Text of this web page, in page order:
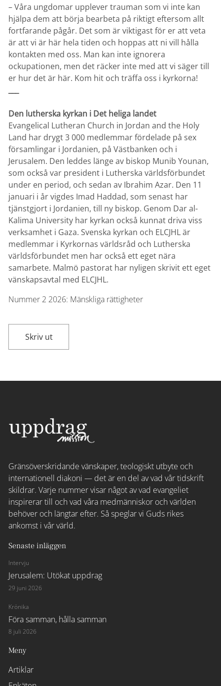
– Våra ungdomar upplever trauman som vi inte kan
hjälpa dem att börja bearbeta på riktigt eftersom allt
fortfarande pågår. Det som är viktigast för er att veta
är att vi är här hela tiden och hoppas att ni vill hålla
kontakten med oss. Man kan inte ignorera
ockupationen, men det räcker inte med att vi säger till
er hur det är här. Kom hit och träffa oss i kyrkorna!
Den lutherska kyrkan i Det heliga landet
Evangelical Lutheran Church in Jordan and the Holy
Land har drygt 3 000 medlemmar fördelade på sex
församlingar i Jordanien, på Västbanken och i
Jerusalem. Den leddes länge av biskop Munib Younan,
som också var president i Lutherska världsförbundet
under en period, och sedan av Ibrahim Azar. Den 11
januari i år vigdes Imad Haddad, som senast har
tjänstgjort i Jordanien, till ny biskop. Genom Dar al-
Kalima University har kyrkan också kunnat driva viss
verksamhet i Gaza. Svenska kyrkan och ELCJHL är
medlemmar i Kyrkornas världsråd och Lutherska
världsförbundet men har också ett eget nära
samarbete. Malmö pastorat har nyligen skrivit ett eget
vänskapsavtal med ELCJHL.
Nummer 2 2026: Mänskliga rättigheter
Skriv ut
Gränsöverskridande vänskaper, teologiskt utbyte och
internationell diakoni — det är en del av vad vår tidskrift
skildrar. Varje nummer visar något av vad evangeliet
inspirerar till och vad våra medmänniskor och världen
behöver och längtar efter. Så speglar vi Guds rikes
ankomst i vår värld.
Senaste inläggen
Intervju
Jerusalem: Utökat uppdrag
29 juni 2026
Krönika
Föra samman, hålla samman
8 juli 2026
Meny
Artiklar